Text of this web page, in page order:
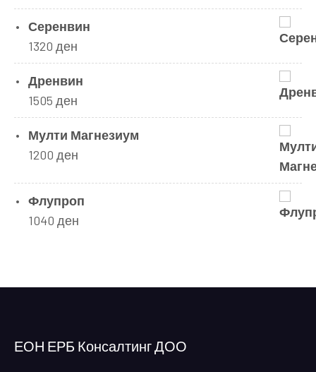
Серенвин
1320 ден
Дренвин
1505 ден
Мулти Магнезиум
1200 ден
Флупроп
1040 ден
ЕОН ЕРБ Консалтинг ДОО